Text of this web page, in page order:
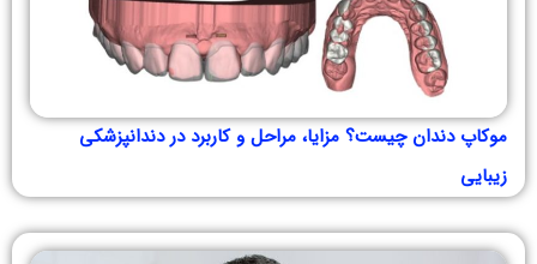
موکاپ دندان چیست؟ مزایا، مراحل و کاربرد در دندانپزشکی
زیبایی